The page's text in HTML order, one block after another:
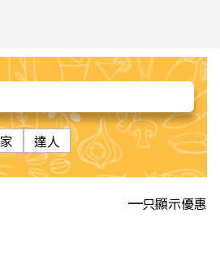
達人
只顯示優惠